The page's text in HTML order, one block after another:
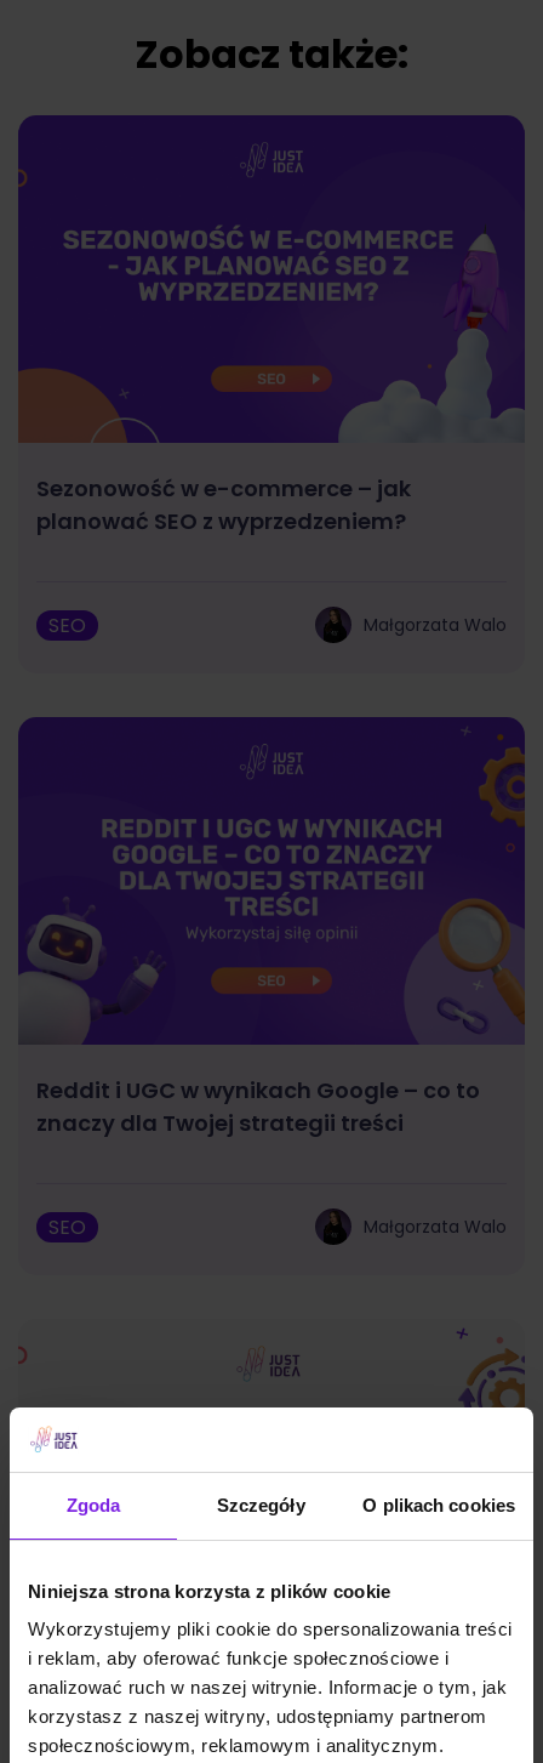
Zgoda Szczegóły O plikach cookies
Niniejsza strona korzysta z plików cookie
Wykorzystujemy pliki cookie do spersonalizowania treści
i reklam, aby oferować funkcje społecznościowe i
analizować ruch w naszej witrynie. Informacje o tym, jak
korzystasz z naszej witryny, udostępniamy partnerom
społecznościowym, reklamowym i analitycznym.
Zobacz także:
Sezonowość w e-commerce – jak
planować SEO z wyprzedzeniem?
SEO Małgorzata Walo
Reddit i UGC w wynikach Google – co to
znaczy dla Twojej strategii treści
SEO Małgorzata Walo
Jakie są typy reklam Meta Ads? Formaty
na 2026